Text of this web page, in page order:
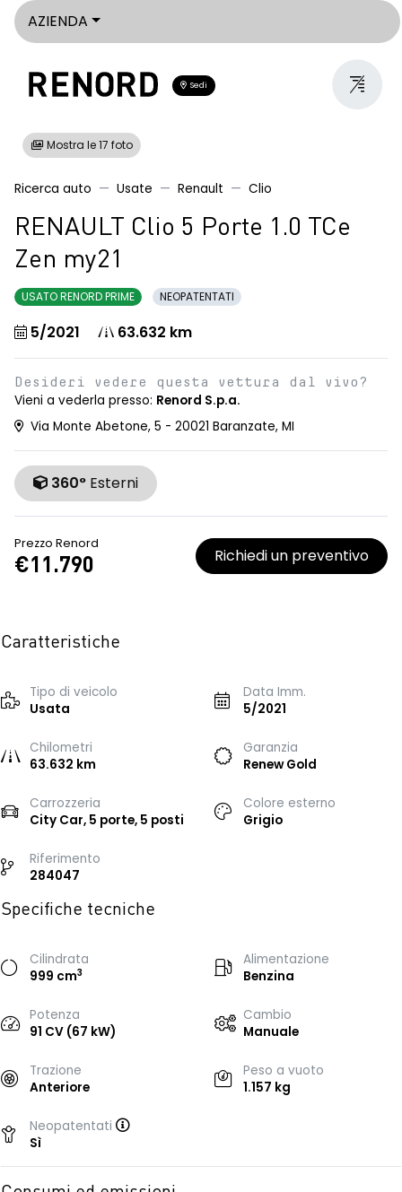
AZIENDA
Sedi
Mostra le 17 foto
Ricerca auto Usate Renault Clio
RENAULT Clio 5 Porte 1.0 TCe
Zen my21
USATO RENORD PRIME NEOPATENTATI
5/2021 63.632 km
Desideri vedere questa vettura dal vivo?
Vieni a vederla presso: Renord S.p.a.
Via Monte Abetone, 5 - 20021 Baranzate, MI
360° Esterni
Prezzo Renord
€11.790 Richiedi un preventivo
Caratteristiche
Tipo di veicolo
Usata
Data Imm.
5/2021
Chilometri
63.632 km
Garanzia
Renew Gold
Carrozzeria
City Car, 5 porte, 5 posti
Colore esterno
Grigio
Riferimento
284047
Specifiche tecniche
Cilindrata
999 cm3
Alimentazione
Benzina
Potenza
91 CV (67 kW)
Cambio
Manuale
Trazione
Anteriore
Peso a vuoto
1.157 kg
Neopatentati
Sì